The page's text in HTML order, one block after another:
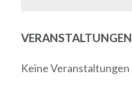
VERANSTALTUNGEN
Keine Veranstaltungen